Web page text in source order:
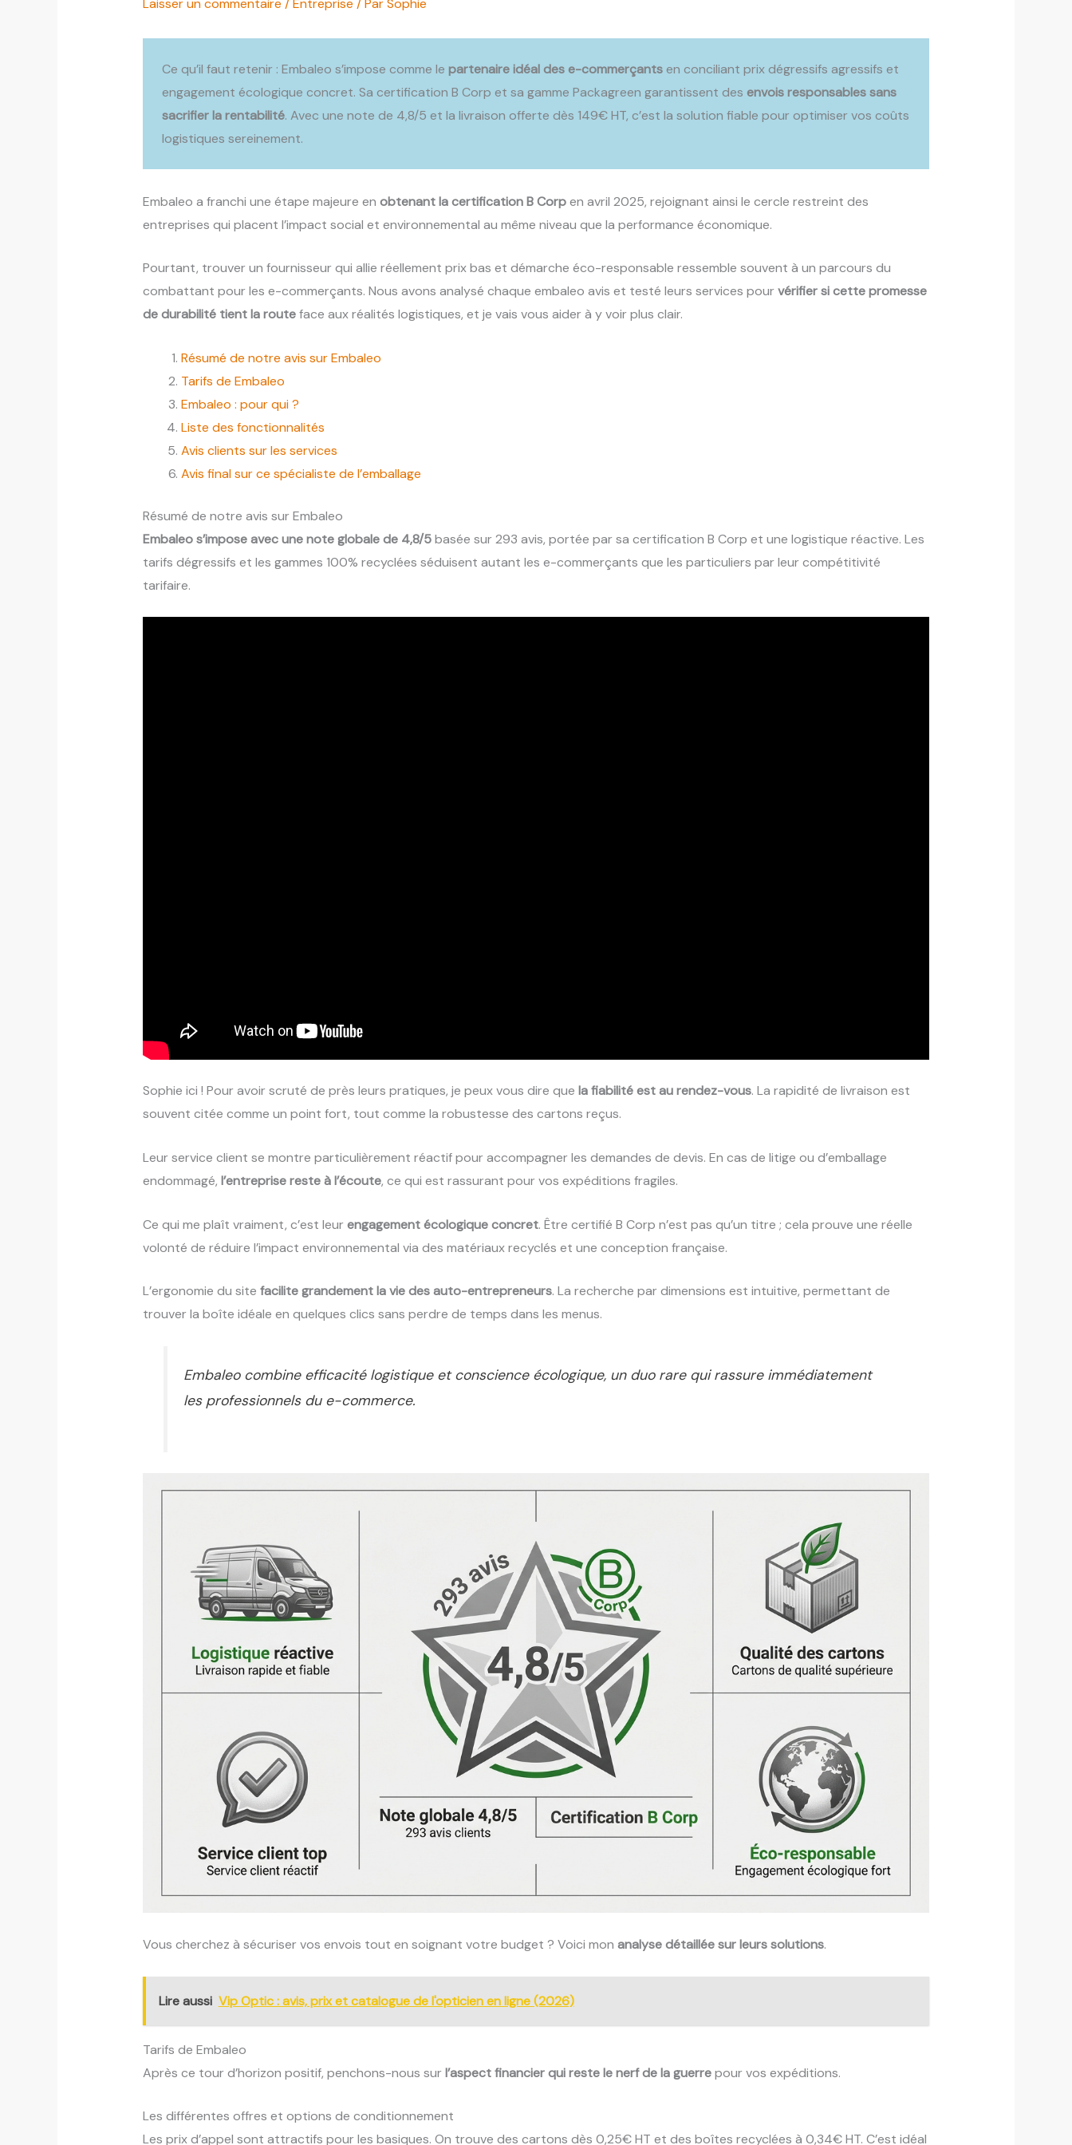
Laisser un commentaire / Entreprise / ParSophie
Ce qu’il faut retenir : Embaleo s’impose comme le partenaire idéal des e-commerçantsen conciliant prix dégressifs agressifs et
engagement écologique concret. Sa certification B Corp et sa gamme Packagreen garantissent des envois responsables sans
sacrifier la rentabilité. Avec une note de 4,8/5 et la livraison offerte dès 149€ HT, c’est la solution fiable pour optimiser vos coûts
logistiques sereinement.
Embaleo a franchi une étape majeure en obtenant la certification B Corpen avril 2025, rejoignant ainsi le cercle restreint des
entreprises qui placent l’impact social et environnemental au même niveau que la performance économique.
Pourtant, trouver un fournisseur qui allie réellement prix bas et démarche éco-responsable ressemble souvent à un parcours du
combattant pour les e-commerçants. Nous avons analysé chaque embaleo avis et testé leurs services pourvérifier si cette promesse
de durabilité tient la routeface aux réalités logistiques, et je vais vous aider à y voir plus clair.
Résumé de notre avis sur Embaleo
Tarifs de Embaleo
Embaleo : pour qui ?
Liste des fonctionnalités
Avis clients sur les services
Avis final sur ce spécialiste de l’emballage
Résumé de notre avis sur Embaleo
Embaleo s’impose avec une note globale de 4,8/5basée sur 293 avis, portée par sa certification B Corp et une logistique réactive. Les
tarifs dégressifs et les gammes 100% recyclées séduisent autant les e-commerçants que les particuliers par leur compétitivité
tarifaire.
Sophie ici ! Pour avoir scruté de près leurs pratiques, je peux vous dire que la fiabilité est au rendez-vous. La rapidité de livraison est
souvent citée comme un point fort, tout comme la robustesse des cartons reçus.
Leur service client se montre particulièrement réactif pour accompagner les demandes de devis. En cas de litige ou d’emballage
endommagé, l’entreprise reste à l’écoute, ce qui est rassurant pour vos expéditions fragiles.
Ce qui me plaît vraiment, c’est leurengagement écologique concret. Être certifié B Corp n’est pas qu’un titre ; cela prouve une réelle
volonté de réduire l’impact environnemental via des matériaux recyclés et une conception française.
L’ergonomie du site facilite grandement la vie des auto-entrepreneurs. La recherche par dimensions est intuitive, permettant de
trouver la boîte idéale en quelques clics sans perdre de temps dans les menus.
Embaleo combine efficacité logistique et conscience écologique, un duo rare qui rassure immédiatement
les professionnels du e-commerce.
Vous cherchez à sécuriser vos envois tout en soignant votre budget ? Voici mon analyse détaillée sur leurs solutions.
Lire aussi Vip Optic : avis, prix et catalogue de l'opticien en ligne (2026)
Tarifs de Embaleo
Après ce tour d’horizon positif, penchons-nous surl’aspect financier qui reste le nerf de la guerrepour vos expéditions.
Les différentes offres et options de conditionnement
Les prix d’appel sont attractifs pour les basiques. On trouve des cartons dès 0,25€ HT et des boîtes recyclées à 0,34€ HT. C’est idéal